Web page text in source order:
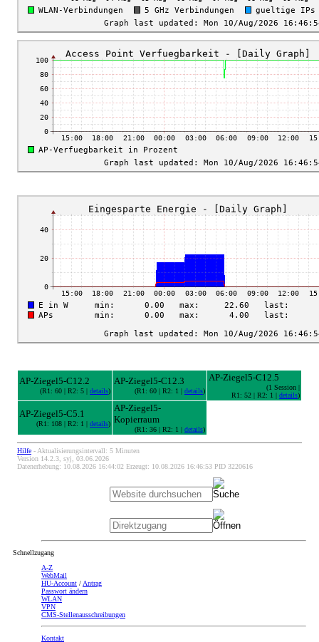
AP-Ziegel5-C12.2
(R1: 60 | R2: 5 | details)
AP-Ziegel5-C12.3
(R1: 60 | R2: 1 | details)
AP-Ziegel5-C12.5
(1 Session |
R1: 52 | R2: 1 | details)
AP-Ziegel5-C5.1
(R1: 108 | R2: 1 | details)
AP-Ziegel5-
Kopierraum
(R1: 36 | R2: 1 | details)
Hilfe - Aktualisierungsintervall: 5 Minuten
Version 14.2.3, syj, 03.06.2026
Datenerhebung: 10.08.2026 16:44:02 Erzeugt: 10.08.2026 16:46:53 PID 3220616
Schnellzugang
A-Z
WebMail
HU-Account / Antrag
Passwort ändern
WLAN
VPN
CMS-Stellenausschreibungen
Kontakt